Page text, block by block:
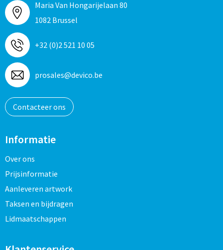
Maria Van Hongarijelaan 80
1082 Brussel
+32 (0)2 521 10 05
prosales@devico.be
Contacteer ons
Informatie
Over ons
Prijsinformatie
Aanleveren artwork
Taksen en bijdragen
Lidmaatschappen